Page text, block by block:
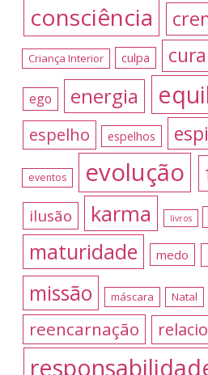
consciência
Criança Interior culpa cura
ego energia
espelho espelhos
eventos evolução
ilusão karma livros
maturidade medo
missão máscara Natal
reencarnação